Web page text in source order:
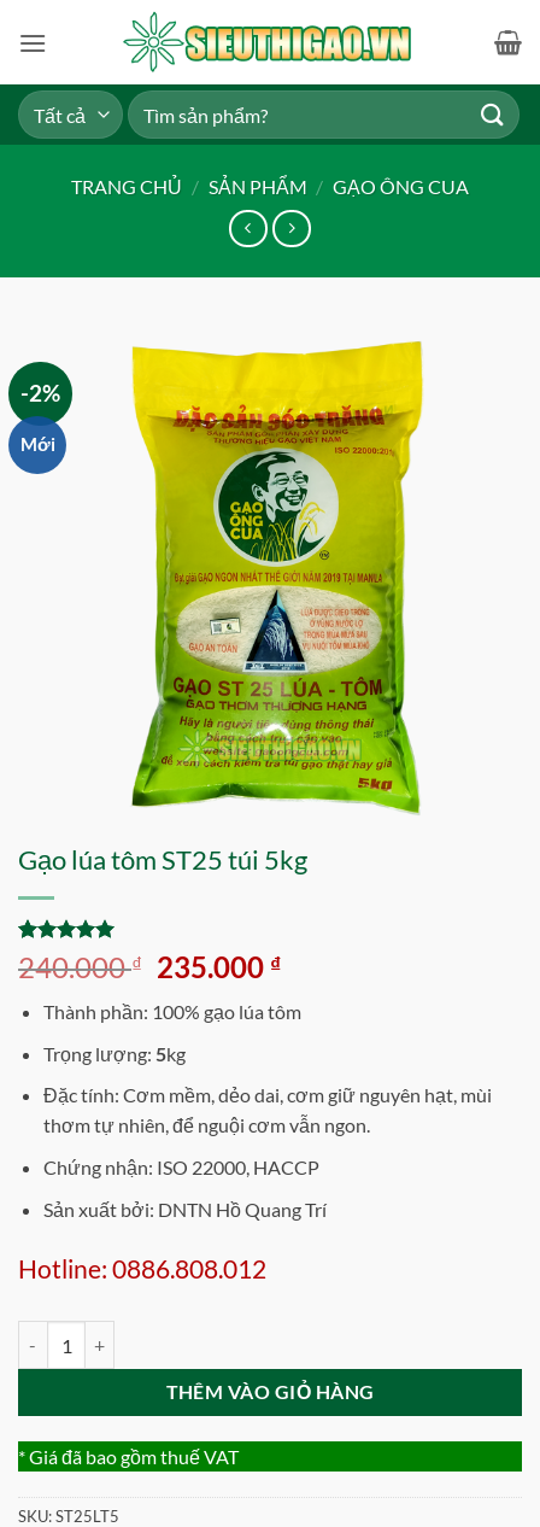
qua
dung
Tìm
kiếm:
TRANG CHỦ / SẢN PHẨM / GẠO ÔNG CUA
-2%
Mới
Gạo lúa tôm ST25 túi 5kg
5trên 5
dựa trên
2
240.000₫
Giá
là:
240.000 ₫.
235.000 ₫Giá
tại
235.000 ₫.
Thành phần: 100% gạo lúa tôm
Trọng lượng: 5kg
Đặc tính: Cơm mềm, dẻo dai, cơm giữ nguyên hạt, mùi
thơm tự nhiên, để nguội cơm vẫn ngon.
Chứng nhận: ISO 22000, HACCP
Sản xuất bởi: DNTN Hồ Quang Trí
Hotline: 0886.808.012
THÊM VÀO GIỎ HÀNG
* Giá đã bao gồm thuế VAT
SKU:ST25LT5